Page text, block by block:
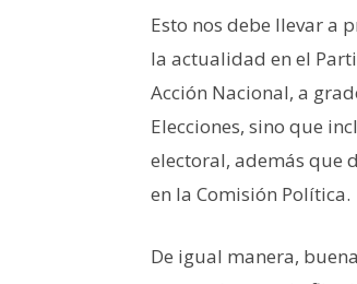
Esto nos debe llevar a
la actualidad en el
Acción Nacional, a
Elecciones, sino que
electoral, además que
en la Comisión Política.
De igual manera,